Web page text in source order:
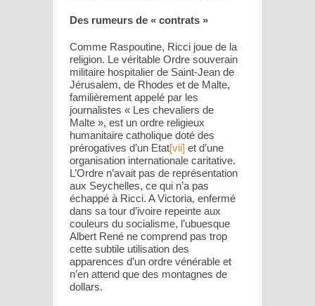
Des rumeurs de « contrats »
Comme Raspoutine, Ricci joue de la
religion. Le véritable Ordre souverain
militaire hospitalier de Saint-Jean de
Jérusalem, de Rhodes et de Malte,
familièrement appelé par les
journalistes « Les chevaliers de
Malte », est un ordre religieux
humanitaire catholique doté des
prérogatives d’un Etat[vii] et d’une
organisation internationale caritative.
L’Ordre n’avait pas de représentation
aux Seychelles, ce qui n’a pas
échappé à Ricci. A Victoria, enfermé
dans sa tour d’ivoire repeinte aux
couleurs du socialisme, l’ubuesque
Albert René ne comprend pas trop
cette subtile utilisation des
apparences d’un ordre vénérable et
n’en attend que des montagnes de
dollars.